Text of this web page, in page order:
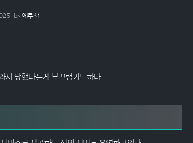
by에루샤
서 당했다는게 부끄럽기도하다...